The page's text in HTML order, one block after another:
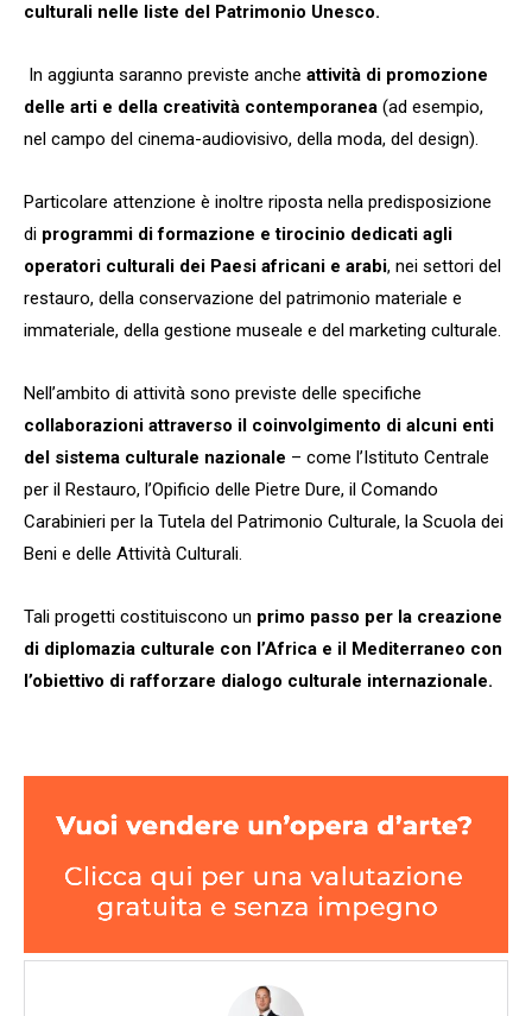
culturali nelle liste del Patrimonio Unesco.
In aggiunta saranno previste anche attività di promozione
delle arti e della creatività contemporanea (ad esempio,
nel campo del cinema-audiovisivo, della moda, del design).
Particolare attenzione è inoltre riposta nella predisposizione
di programmi di formazione e tirocinio dedicati agli
operatori culturali dei Paesi africani e arabi, nei settori del
restauro, della conservazione del patrimonio materiale e
immateriale, della gestione museale e del marketing culturale.
Nell’ambito di attività sono previste delle specifiche
collaborazioni attraverso il coinvolgimento di alcuni enti
del sistema culturale nazionale – come l’Istituto Centrale
per il Restauro, l’Opificio delle Pietre Dure, il Comando
Carabinieri per la Tutela del Patrimonio Culturale, la Scuola dei
Beni e delle Attività Culturali.
Tali progetti costituiscono un primo passo per la creazione
di diplomazia culturale con l’Africa e il Mediterraneo con
l’obiettivo di rafforzare dialogo culturale internazionale.